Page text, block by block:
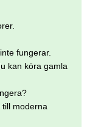
fungerar.
kan köra gamla
moderna